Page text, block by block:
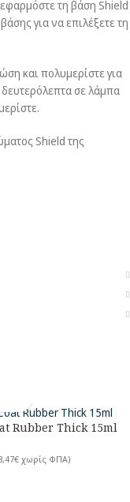
τη βάση Shield
για να επιλέξετε τη
και πολυμερίστε για
σε λάμπα
Shield της
Rubber Thick 15ml
€ χωρίς ΦΠΑ)